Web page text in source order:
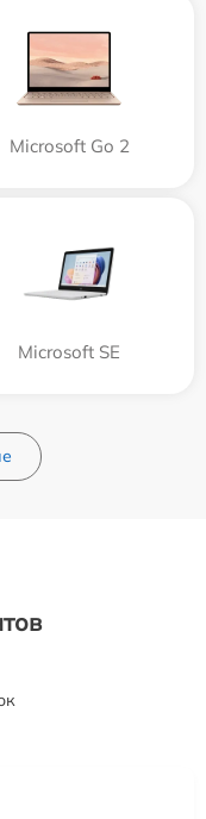
Microsoft Go 2
Microsoft SE